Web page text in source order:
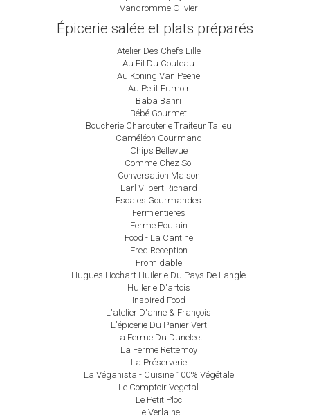
Vandromme Olivier
Épicerie salée et plats préparés
Atelier Des Chefs Lille
Au Fil Du Couteau
Au Koning Van Peene
Au Petit Fumoir
Baba Bahri
Bébé Gourmet
Boucherie Charcuterie Traiteur Talleu
Caméléon Gourmand
Chips Bellevue
Comme Chez Soi
Conversation Maison
Earl Vilbert Richard
Escales Gourmandes
Ferm'entieres
Ferme Poulain
Food - La Cantine
Fred Reception
Fromidable
Hugues Hochart Huilerie Du Pays De Langle
Huilerie D'artois
Inspired Food
L'atelier D'anne & François
L'épicerie Du Panier Vert
La Ferme Du Duneleet
La Ferme Rettemoy
La Préserverie
La Véganista - Cuisine 100% Végétale
Le Comptoir Vegetal
Le Petit Ploc
Le Verlaine